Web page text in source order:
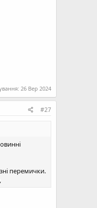
26 Вер 2024
#27
перемички.